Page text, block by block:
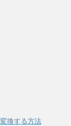
換する方法